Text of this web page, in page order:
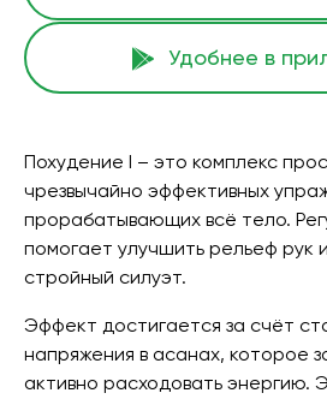
Удобнее в
Похудение I – это комплекс
чрезвычайно эффективных
прорабатывающих всё тело.
помогает улучшить рельеф рук
стройный силуэт.
Эффект достигается за счёт
напряжения в асанах, которое
активно расходовать энергию.